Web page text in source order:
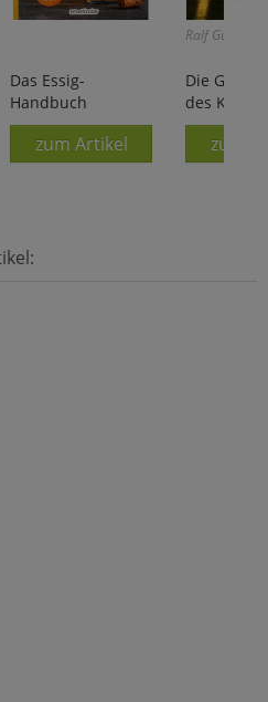
Das Essig-
Handbuch
zum Artikel
Ralf Günther:
Die
des
zum